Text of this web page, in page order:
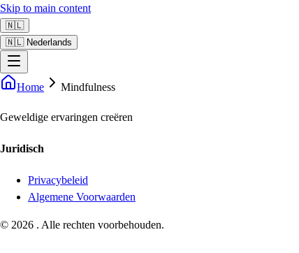
Skip to main content
🇳🇱
🇳🇱 Nederlands
Home Mindfulness
Geweldige ervaringen creëren
Juridisch
Privacybeleid
Algemene Voorwaarden
© 2026 . Alle rechten voorbehouden.